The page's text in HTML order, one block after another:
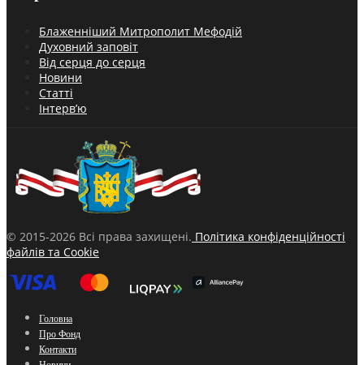
Блаженніший Митрополит Мефодій
Духовний заповіт
Від серця до серця
Новини
Статті
Інтерв’ю
© 2015-2026 Всі права захищені. Політика конфіденційності
файлів та Cookie
Головна
Про Фонд
Контакти